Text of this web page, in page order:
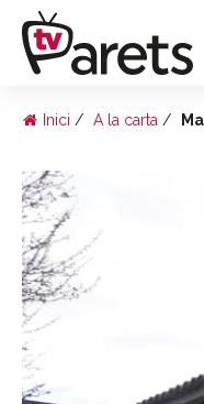
Inici A la carta